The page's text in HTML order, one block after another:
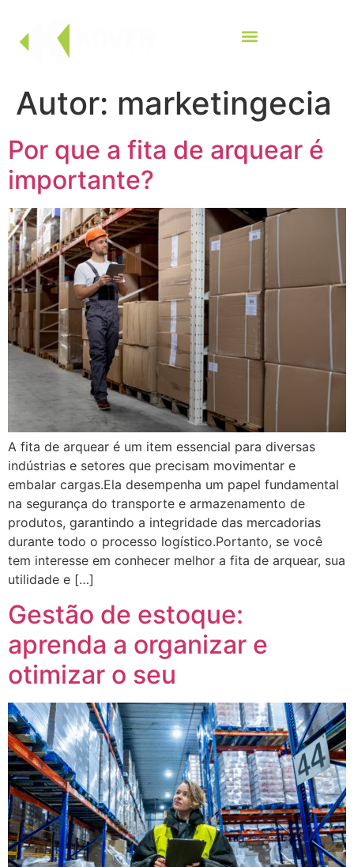
Autor: marketingecia
Por que a fita de arquear é
importante?
A fita de arquear é um item essencial para diversas
indústrias e setores que precisam movimentar e
embalar cargas.Ela desempenha um papel fundamental
na segurança do transporte e armazenamento de
produtos, garantindo a integridade das mercadorias
durante todo o processo logístico.Portanto, se você
tem interesse em conhecer melhor a fita de arquear, sua
utilidade e […]
Gestão de estoque:
aprenda a organizar e
otimizar o seu